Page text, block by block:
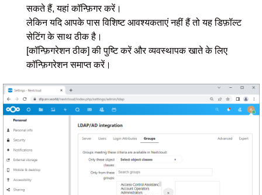
सकते हैं, यहां कॉन्फ़िगर करें।
लेकिन यदि आपके पास विशिष्ट आवश्यकताएं नहीं हैं तो यह डिफ़ॉल्ट
सेटिंग के साथ ठीक है।
[कॉन्फ़िगरेशन ठीक] की पुष्टि करें और व्यवस्थापक खाते के लिए
कॉन्फ़िगरेशन समाप्त करें।